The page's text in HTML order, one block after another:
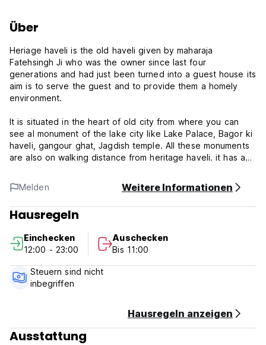
Über
Heriage haveli is the old haveli given by maharaja
Fatehsingh Ji who was the owner since last four
generations and had just been turned into a guest house its
aim is to serve the guest and to provide them a homely
environment.
It is situated in the heart of old city from where you can
see al monument of the lake city like Lake Palace, Bagor ki
haveli, gangour ghat, Jagdish temple. All these monuments
are also on walking distance from heritage haveli. it has a
view also, Music, delicious and hygienic food.
Cancellation policy: 48h before arrival. In case of a late
cancellation or No Show, you will be charged the first night
Check in from 12:00 to 23:00 .
Check out from 08:00 to 11:00 .
Payment upon arrival by cash.
Taxes not included - 12%
Breakfast not included.
Melden Weitere Informationen
Hausregeln
Einchecken
12:00 - 23:00
Auschecken
Bis 11:00
Steuern sind nicht
inbegriffen
Hausregeln anzeigen
Ausstattung